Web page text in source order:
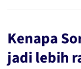
Kenapa
jadi lebih